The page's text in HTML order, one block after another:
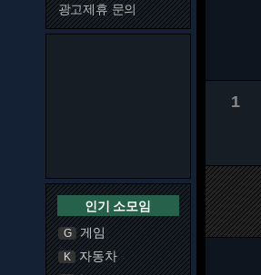
광고제휴 문의
인기 소모임
G 게임
K 자동차
1